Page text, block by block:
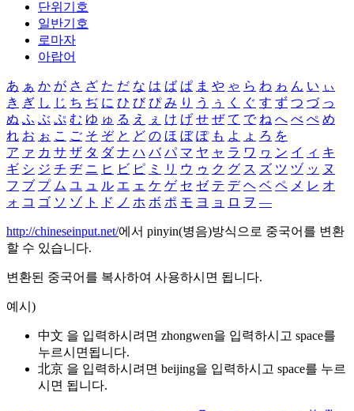
단위기호
일반기호
로마자
아랍어
あ ぁ か が さ ざ た だ な は ば ぱ ま や ゃ ら わ ゎ ん い ぃ
き ぎ し じ ち ぢ に ひ び ぴ み り う ぅ く ぐ す ず つ づ っ
ぬ ふ ぶ ぷ む ゆ ゅ る え ぇ け げ せ ぜ て で ね へ べ ぺ め
れ お ぉ こ ご そ ぞ と ど の ほ ぼ ぽ も よ ょ ろ を
ア ァ カ サ ザ タ ダ ナ ハ バ パ マ ヤ ャ ラ ワ ヮ ン イ ィ キ
ギ シ ジ チ ヂ ニ ヒ ビ ピ ミ リ ウ ゥ ク グ ス ズ ツ ヅ ッ ヌ
フ ブ プ ム ユ ュ ル エ ェ ケ ゲ セ ゼ テ デ ヘ ベ ペ メ レ オ
ォ コ ゴ ソ ゾ ト ド ノ ホ ボ ポ モ ヨ ョ ロ ヲ ―
http://chineseinput.net/에서 pinyin(병음)방식으로 중국어를 변환
할 수 있습니다.
변환된 중국어를 복사하여 사용하시면 됩니다.
예시)
中文 을 입력하시려면 zhongwen을 입력하시고 space를
누르시면됩니다.
北京 을 입력하시려면 beijing을 입력하시고 space를 누르
시면 됩니다.